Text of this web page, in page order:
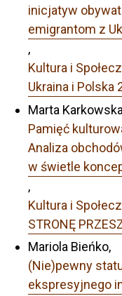
inicjatyw
emigrantom z
,
Kultura i
Ukraina i
Marta
Pamięć
Analiza
w świetle
,
Kultura i
STRONĘ
Mariola Bieńko,
(Nie)pewny
ekspresyjnego